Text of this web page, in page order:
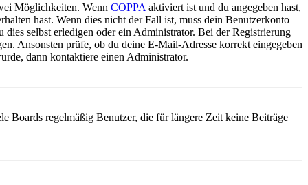
Möglichkeiten. Wenn COPPA aktiviert ist und du angegeben hast,
hast. Wenn dies nicht der Fall ist, muss dein Benutzerkonto
selbst erledigen oder ein Administrator. Bei der Registrierung
Ansonsten prüfe, ob du deine E-Mail-Adresse korrekt eingegeben
dann kontaktiere einen Administrator.
Boards regelmäßig Benutzer, die für längere Zeit keine Beiträge